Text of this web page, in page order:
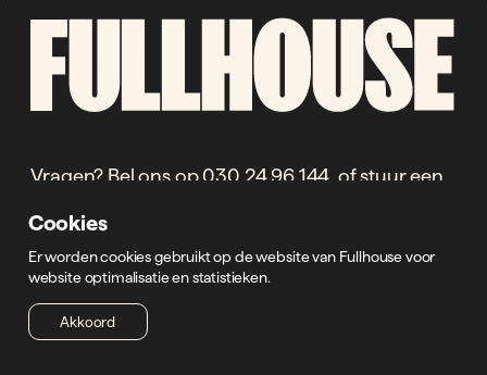
Cookies
Er worden cookies gebruikt op de website van Fullhouse voor
website optimalisatie en statistieken.
Akkoord
Vragen? Bel ons op 030 24 96 144 , of stuur een
mailtje naar
Connect